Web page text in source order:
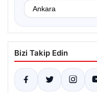
Bizi Takip Edin